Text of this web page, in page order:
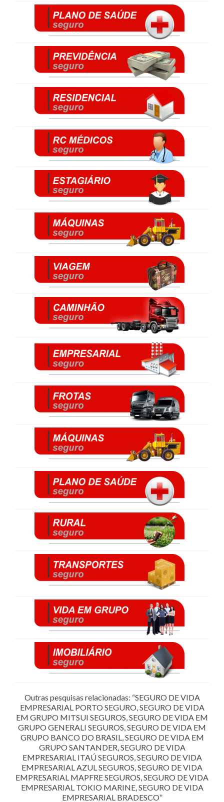
Outras pesquisas relacionadas: “SEGURO DE VIDA
EMPRESARIAL PORTO SEGURO, SEGURO DE VIDA
EM GRUPO MITSUI SEGUROS, SEGURO DE VIDA EM
GRUPO GENERALI SEGUROS, SEGURO DE VIDA EM
GRUPO BANCO DO BRASIL, SEGURO DE VIDA EM
GRUPO SANTANDER, SEGURO DE VIDA
EMPRESARIAL ITAÚ SEGUROS, SEGURO DE VIDA
EMPRESARIAL AZUL SEGUROS, SEGURO DE VIDA
EMPRESARIAL MAPFRE SEGUROS, SEGURO DE VIDA
EMPRESARIAL TOKIO MARINE, SEGURO DE VIDA
EMPRESARIAL BRADESCO”